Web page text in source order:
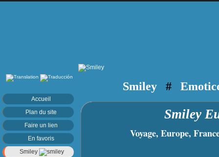
Accueil
Plan du site
Faire un lien
En favoris
Smiley
Smiley#
Smiley
Voyage, Europe,